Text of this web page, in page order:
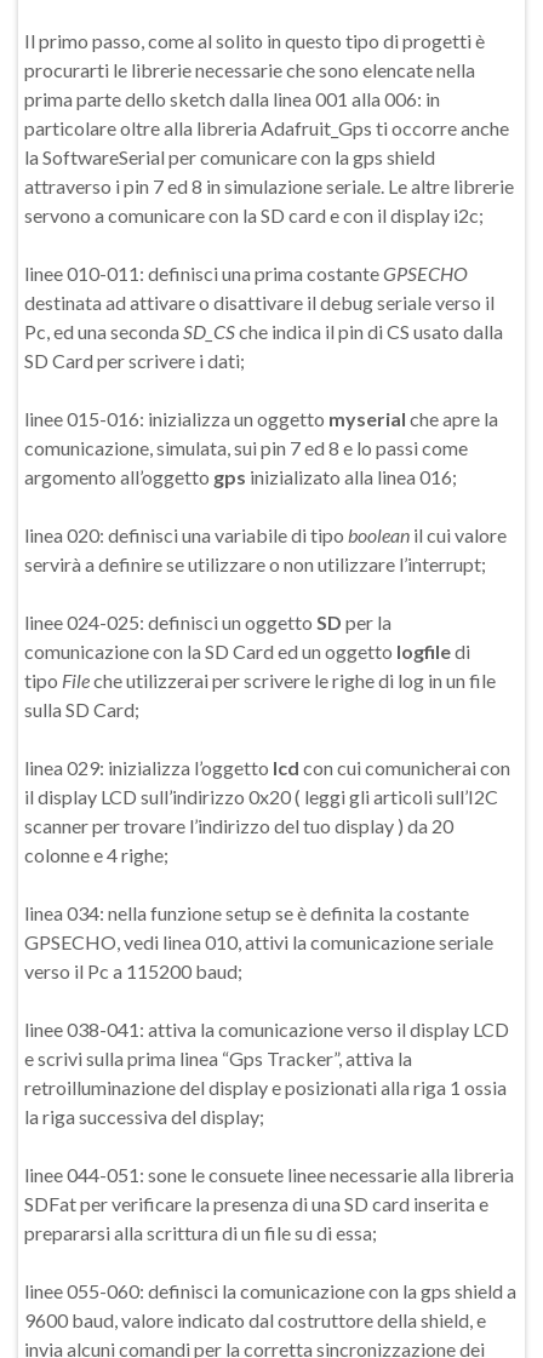
Il primo passo, come al solito in questo tipo di progetti è
procurarti le librerie necessarie che sono elencate nella
prima parte dello sketch dalla linea 001 alla 006: in
particolare oltre alla libreria Adafruit_Gps ti occorre anche
la SoftwareSerial per comunicare con la gps shield
attraverso i pin 7 ed 8 in simulazione seriale. Le altre librerie
servono a comunicare con la SD card e con il display i2c;
linee 010-011: definisci una prima costanteGPSECHO
destinata ad attivare o disattivare il debug seriale verso il
Pc, ed una seconda SD_CSche indica il pin di CS usato dalla
SD Card per scrivere i dati;
linee 015-016: inizializza un oggetto myserial che apre la
comunicazione, simulata, sui pin 7 ed 8 e lo passi come
argomento all’oggetto gps inizializato alla linea 016;
linea 020: definisci una variabile di tipo boolean il cui valore
servirà a definire se utilizzare o non utilizzare l’interrupt;
linee 024-025: definisci un oggetto SD per la
comunicazione con la SD Card ed un oggetto logfiledi
tipo Fileche utilizzerai per scrivere le righe di log in un file
sulla SD Card;
linea 029: inizializza l’oggetto lcd con cui comunicherai con
il display LCD sull’indirizzo 0x20 ( leggi gli articoli sull’I2C
scanner per trovare l’indirizzo del tuo display ) da 20
colonne e 4 righe;
linea 034: nella funzione setup se è definita la costante
GPSECHO, vedi linea 010, attivi la comunicazione seriale
verso il Pc a 115200 baud;
linee 038-041: attiva la comunicazione verso il display LCD
e scrivi sulla prima linea “Gps Tracker”, attiva la
retroilluminazione del display e posizionati alla riga 1 ossia
la riga successiva del display;
linee 044-051: sone le consuete linee necessarie alla libreria
SDFat per verificare la presenza di una SD card inserita e
prepararsi alla scrittura di un file su di essa;
linee 055-060: definisci la comunicazione con la gps shield a
9600 baud, valore indicato dal costruttore della shield, e
invia alcuni comandi per la corretta sincronizzazione dei